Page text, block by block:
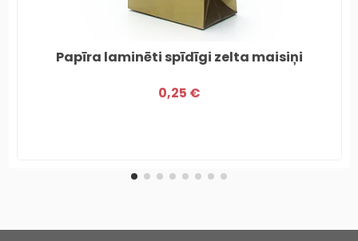
Papīra laminēti spīdīgi zelta maisiņi
0,25 €